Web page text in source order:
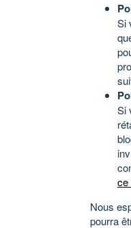
Si
Si
ce
Nous
pourra